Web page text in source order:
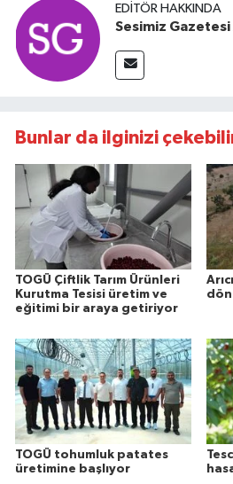
EDITÖR HAKKINDA
Sesimiz Gazetesi
Bunlar da ilginizi
TOGÜ Çiftlik Tarım Ürünleri
Kurutma Tesisi üretim ve
eğitimi bir araya getiriyor
TOGÜ tohumluk patates
üretimine başlıyor